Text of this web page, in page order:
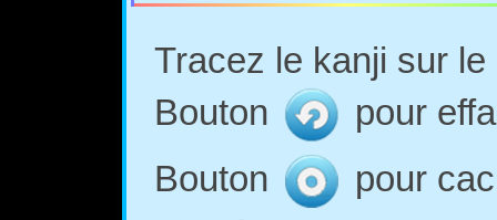
Tracez le kanji sur
Bouton
pour
Bouton
pour